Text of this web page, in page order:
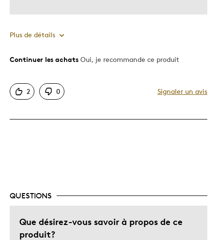
Plus de détails
Le pour
Original
Unique en son genre
Continuer les achats Oui, je recommande ce produit
2 0 Signaler un avis
QUESTIONS
Que désirez-vous savoir à propos de ce
produit?